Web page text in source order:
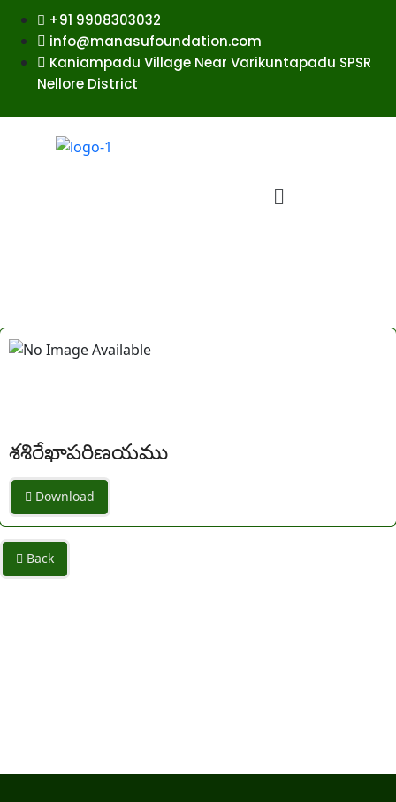
+91 9908303032
info@manasufoundation.com
Kaniampadu Village Near Varikuntapadu SPSR
Nellore District
శశిరేఖాపరిణయము
Download
Back